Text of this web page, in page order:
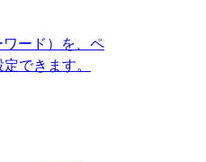
ード）を、ペ
できます。